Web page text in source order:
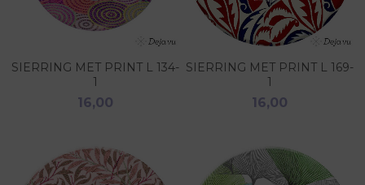
SIERRING MET PRINT L 134-
1
16,00
SIERRING MET PRINT L 169-
1
16,00